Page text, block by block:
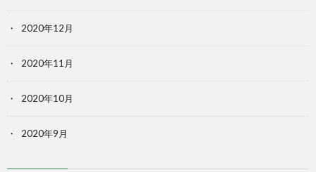
2020年12月
2020年11月
2020年10月
2020年9月